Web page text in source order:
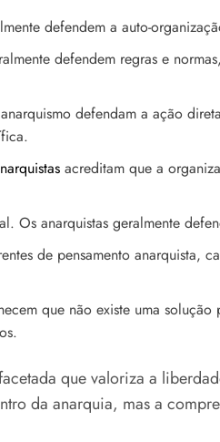
defendem a auto-
defendem regras e
defendam a ação
acreditam que a
Os anarquistas geralmente
de pensamento anarquista,
que não existe uma
que valoriza a
da anarquia, mas a